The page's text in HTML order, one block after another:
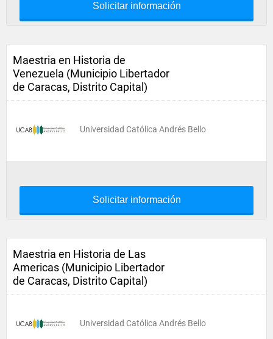
Solicitar información
Maestria en Historia de
Venezuela (Municipio Libertador
de Caracas, Distrito Capital)
Universidad Católica Andrés Bello
Solicitar información
Maestria en Historia de Las
Americas (Municipio Libertador
de Caracas, Distrito Capital)
Universidad Católica Andrés Bello